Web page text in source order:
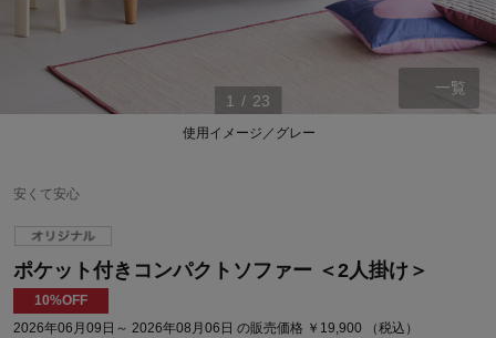
使用イメージ／グレー
1 / 23
一覧
安くて安心
ポケット付きコンパクトソファー ＜2人掛け＞
10%OFF
2026年06月09日～ 2026年08月06日 の販売価格 ￥19,900 （税込）